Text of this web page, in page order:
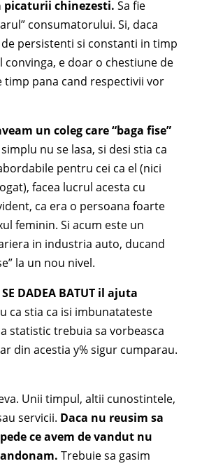
picaturii chinezesti. Sa fie
consumatorului. Si, daca
persistenti si constanti in timp
convinga, e doar o chestiune de
timp pana cand respectivii vor
un coleg care “baga fise”
nu se lasa, si desi stia ca
pentru cei ca el (nici
facea lucrul acesta cu
ca era o persoana foarte
feminin. Si acum este un
in industria auto, ducand
la un nou nivel.
DADEA BATUT il ajuta
ca stia ca isi imbunatateste
statistic trebuia sa vorbeasca
din acestia y% sigur cumparau.
Unii timpul, altii cunostintele,
servicii. Daca nu reusim sa
ce avem de vandut nu
Trebuie sa gasim